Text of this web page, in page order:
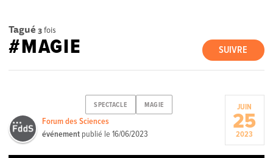
Tagué 3fois
SUIVRE
#MAGIE
SPECTACLE MAGIE
Forum des Sciences
événement publié le16/06/2023
JUIN
25
2023